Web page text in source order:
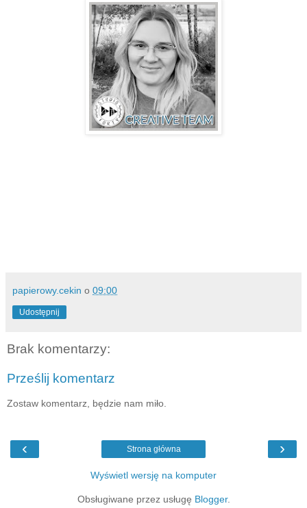
papierowy.cekin o 09:00
Udostępnij
Brak komentarzy:
Prześlij komentarz
Zostaw komentarz, będzie nam miło.
‹ ›
Strona główna
Wyświetl wersję na komputer
Obsługiwane przez usługę Blogger.